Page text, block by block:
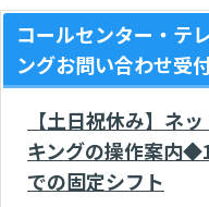
コールセンター・テ
ングお問い合わせ受
【土日祝休み】ネ
キングの操作案内
での固定シフト